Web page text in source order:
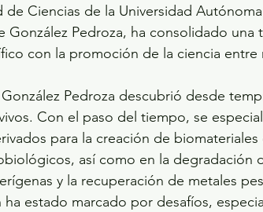
de Ciencias de la Universidad
González Pedroza, ha consolidado una
con la promoción de la ciencia entre
Pedroza descubrió desde
Con el paso del tiempo, se
para la creación de
así como en la degradación
y la recuperación de metales
estado marcado por desafíos,